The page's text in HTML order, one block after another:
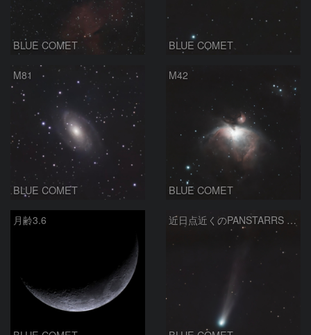
BLUE COMET BLUE COMET
M81
BLUE COMET
M42
BLUE COMET
月齢3.6 近日点近くのPANSTARRS C2025R3